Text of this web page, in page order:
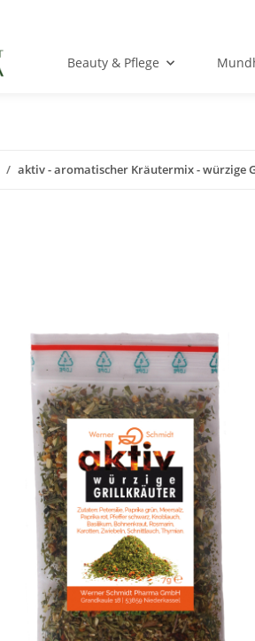
Beauty & Pflege
aktiv - aromatischer Kräutermix - würzige